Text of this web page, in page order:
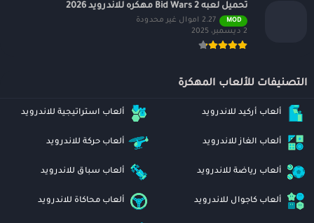
تحميل لعبه Bid Wars 2 مهكره للاندرويد 2026
MOD
2.27 اموال غير محدودة
2 ديسمبر، 2025
التصنيفات للألعاب المهكرة
ألعاب أركيد للاندرويد ألعاب استراتيجية للاندرويد
ألعاب الغاز للاندرويد ألعاب حركة للاندرويد
ألعاب رياضة للاندرويد ألعاب سباق للاندرويد
ألعاب كاجوال للاندرويد ألعاب محاكاة للاندرويد